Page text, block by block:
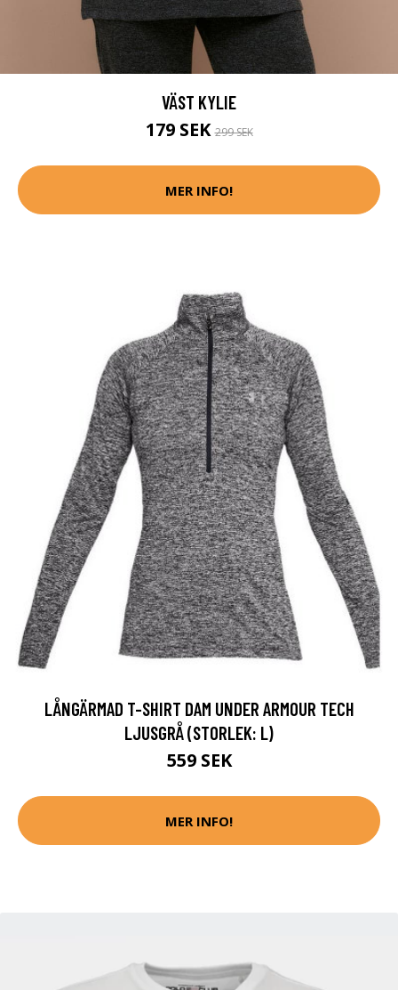
VÄST KYLIE
179 SEK299 SEK
MER INFO!
LÅNGÄRMAD T-SHIRT DAM UNDER ARMOUR TECH
LJUSGRÅ (STORLEK: L)
559 SEK
MER INFO!